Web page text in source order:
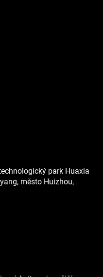
park Huaxia
město Huizhou,